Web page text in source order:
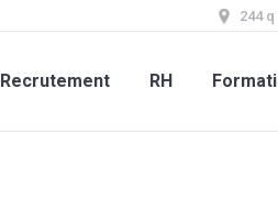
244
Recrutement RH